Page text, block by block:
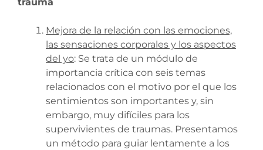
Mejora de la relación con las emociones,
las sensaciones corporales y los aspectos
del yo: Se trata de un módulo de
importancia crítica con seis temas
relacionados con el motivo por el que los
sentimientos son importantes y, sin
embargo, muy difíciles para los
supervivientes de traumas. Presentamos
un método para guiar lentamente a los